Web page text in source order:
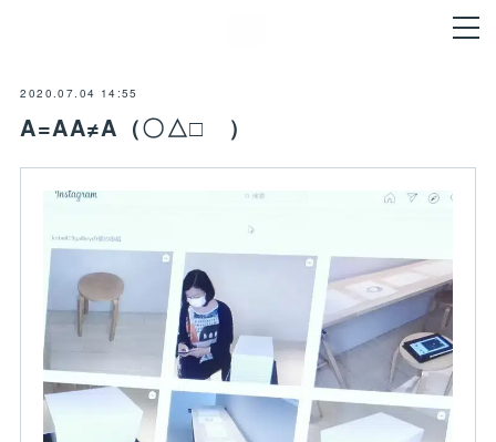
2020.07.04 14:55
A=AA≠A（〇△□ ）